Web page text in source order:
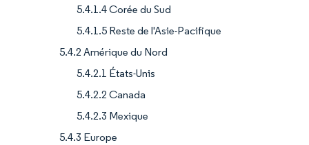
5.4.1.4 Corée du Sud
5.4.1.5 Reste de l'Asie-Pacifique
5.4.2 Amérique du Nord
5.4.2.1 États-Unis
5.4.2.2 Canada
5.4.2.3 Mexique
5.4.3 Europe